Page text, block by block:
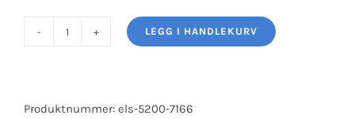
antall
LEGG I HANDLEKURV
Produktnummer: els-5200-7166